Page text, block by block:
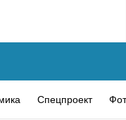
Спецпроект